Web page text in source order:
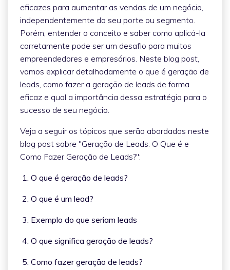
eficazes para aumentar as vendas de um negócio,
independentemente do seu porte ou segmento.
Porém, entender o conceito e saber como aplicá-la
corretamente pode ser um desafio para muitos
empreendedores e empresários. Neste blog post,
vamos explicar detalhadamente o que é geração de
leads, como fazer a geração de leads de forma
eficaz e qual a importância dessa estratégia para o
sucesso de seu negócio.
Veja a seguir os tópicos que serão abordados neste
blog post sobre "Geração de Leads: O Que é e
Como Fazer Geração de Leads?":
1. O que é geração de leads?
2. O que é um lead?
3. Exemplo do que seriam leads
4. O que significa geração de leads?
5. Como fazer geração de leads?